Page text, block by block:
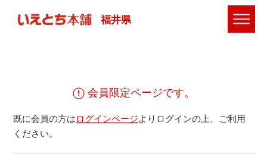
福井県
会員限定ページです。
既に会員の方はログインページよりログインの上、ご利用
ください。